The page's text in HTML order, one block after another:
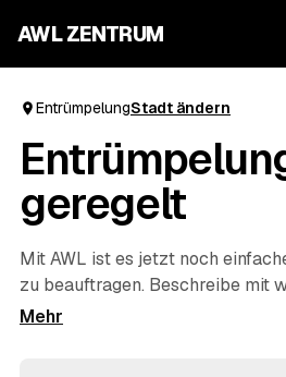
AWL ZENTRUM
EntrümpelungStadt ändern
geregelt
Mit AWL ist es jetzt noch
zu beauftragen. Beschreibe mit
raus soll, und erhalte passende